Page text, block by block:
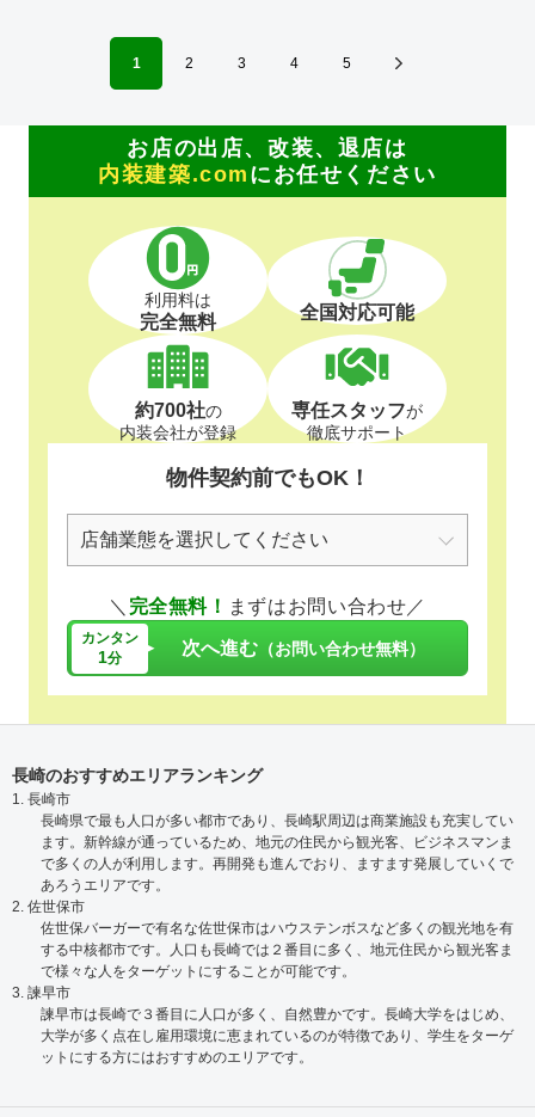
1 2 3 4 5
お店の出店、改装、退店は
内装建築.com にお任せください
利用料は
完全無料 全国対応可能
約700社の
内装会社が登録
専任スタッフが
徹底サポート
物件契約前でもOK！
＼ 完全無料！ まずはお問い合わせ／
カンタン
1分 次へ進む （お問い合わせ無料）
長崎のおすすめエリアランキング
1. 長崎市
長崎県で最も人口が多い都市であり、長崎駅周辺は商業施設も充実してい
ます。新幹線が通っているため、地元の住民から観光客、ビジネスマンま
で多くの人が利用します。再開発も進んでおり、ますます発展していくで
あろうエリアです。
2. 佐世保市
佐世保バーガーで有名な佐世保市はハウステンボスなど多くの観光地を有
する中核都市です。人口も長崎では２番目に多く、地元住民から観光客ま
で様々な人をターゲットにすることが可能です。
3. 諫早市
諫早市は長崎で３番目に人口が多く、自然豊かです。長崎大学をはじめ、
大学が多く点在し雇用環境に恵まれているのが特徴であり、学生をターゲ
ットにする方にはおすすめのエリアです。